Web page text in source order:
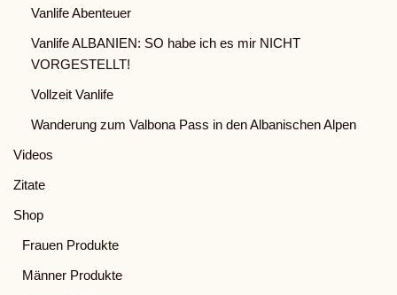
Vanlife Abenteuer
Vanlife ALBANIEN: SO habe ich es mir NICHT
VORGESTELLT!
Vollzeit Vanlife
Wanderung zum Valbona Pass in den Albanischen Alpen
Videos
Zitate
Shop
Frauen Produkte
Männer Produkte